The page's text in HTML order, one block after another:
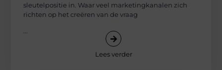
sleutelpositie in. Waar veel marketingkanalen zich
richten op het creëren van de vraag
...
Lees verder